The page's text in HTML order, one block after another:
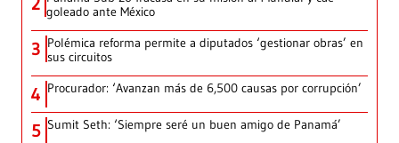
goleado ante México
3 Polémica reforma permite a diputados ‘gestionar obras’ en
sus circuitos
4 Procurador: ‘Avanzan más de 6,500 causas por corrupción’
5 Sumit Seth: ‘Siempre seré un buen amigo de Panamá’